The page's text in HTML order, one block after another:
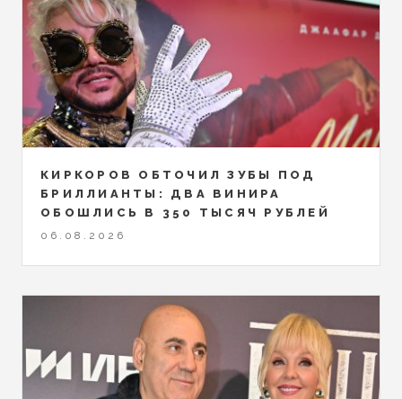
КИРКОРОВ ОБТОЧИЛ ЗУБЫ ПОД
БРИЛЛИАНТЫ: ДВА ВИНИРА
ОБОШЛИСЬ В 350 ТЫСЯЧ РУБЛЕЙ
06.08.2026